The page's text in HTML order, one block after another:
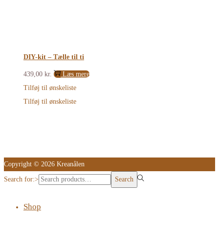
DIY-kit – Tælle til ti
439,00 kr.
Læs mere
Tilføj til ønskeliste
Tilføj til ønskeliste
Copyright © 2026 Kreanålen
Search for:> Search
Shop